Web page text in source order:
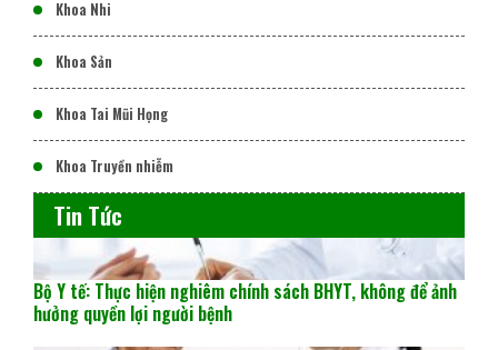
Khoa Nhi
Khoa Sản
Khoa Tai Mũi Họng
Khoa Truyền nhiễm
Tin Tức
Bộ Y tế: Thực hiện nghiêm chính sách BHYT, không để ảnh
hưởng quyền lợi người bệnh